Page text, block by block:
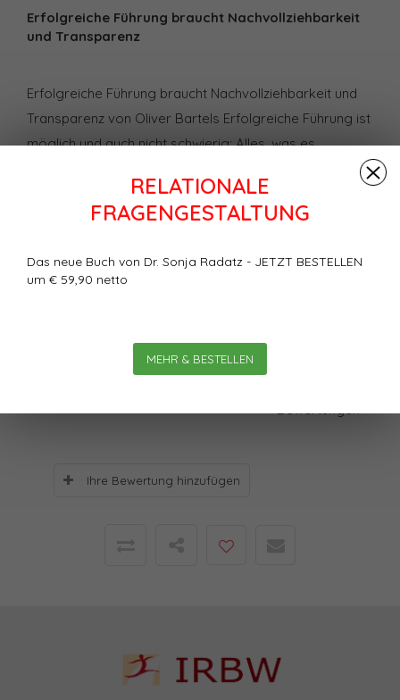
RELATIONALE
FRAGENGESTALTUNG
Das neue Buch von Dr. Sonja Radatz - JETZT BESTELLEN
um € 59,90 netto
MEHR & BESTELLEN
Erfolgreiche Führung braucht Nachvollziehbarkeit
und Transparenz
Erfolgreiche Führung braucht Nachvollziehbarkeit und
Transparenz von Oliver Bartels Erfolgreiche Führung ist
möglich und auch nicht schwierig: Alles, was es
benötigt, sind klare Rahmen und eine zielgerichtete und
geplante Vorgehensweise bei Rahmendefinition,
Rahmenkommunikation und Rahmenveränderung, meint
Missverständnisse aus der Praxis aus und skizziert
Bewertungen
Bewertungen
Ihre Bewertung hinzufügen